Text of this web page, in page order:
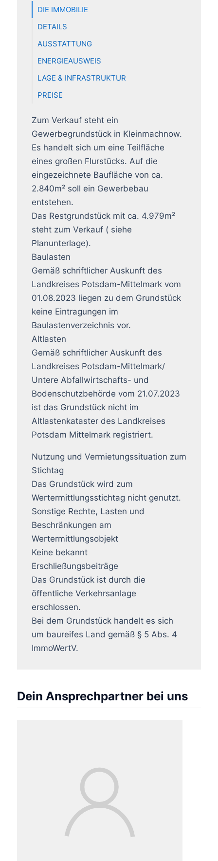
DIE IMMOBILIE
DETAILS
AUSSTATTUNG
ENERGIEAUSWEIS
LAGE & INFRASTRUKTUR
PREISE
Zum Verkauf steht ein
Gewerbegrundstück in Kleinmachnow.
Es handelt sich um eine Teilfläche
eines großen Flurstücks. Auf die
eingezeichnete Baufläche von ca.
2.840m² soll ein Gewerbebau
entstehen.
Das Restgrundstück mit ca. 4.979m²
steht zum Verkauf ( siehe
Planunterlage).
Baulasten
Gemäß schriftlicher Auskunft des
Landkreises Potsdam-Mittelmark vom
01.08.2023 liegen zu dem Grundstück
keine Eintragungen im
Baulastenverzeichnis vor.
Altlasten
Gemäß schriftlicher Auskunft des
Landkreises Potsdam-Mittelmark/
Untere Abfallwirtschafts- und
Bodenschutzbehörde vom 21.07.2023
ist das Grundstück nicht im
Altlastenkataster des Landkreises
Potsdam Mittelmark registriert.
Nutzung und Vermietungssituation zum
Stichtag
Das Grundstück wird zum
Wertermittlungsstichtag nicht genutzt.
Sonstige Rechte, Lasten und
Beschränkungen am
Wertermittlungsobjekt
Keine bekannt
Erschließungsbeiträge
Das Grundstück ist durch die
öffentliche Verkehrsanlage
erschlossen.
Bei dem Grundstück handelt es sich
um baureifes Land gemäß § 5 Abs. 4
ImmoWertV.
Dein Ansprechpartner bei uns